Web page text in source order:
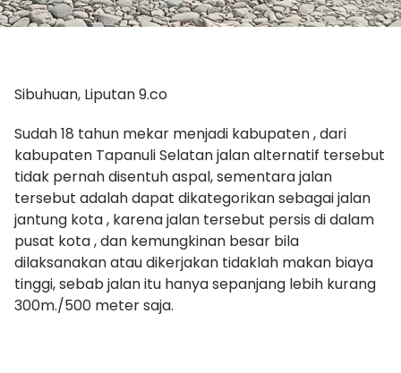
Sibuhuan, Liputan 9.co
Sudah 18 tahun mekar menjadi kabupaten , dari
kabupaten Tapanuli Selatan jalan alternatif tersebut
tidak pernah disentuh aspal, sementara jalan
tersebut adalah dapat dikategorikan sebagai jalan
jantung kota , karena jalan tersebut persis di dalam
pusat kota , dan kemungkinan besar bila
dilaksanakan atau dikerjakan tidaklah makan biaya
tinggi, sebab jalan itu hanya sepanjang lebih kurang
300m./500 meter saja.